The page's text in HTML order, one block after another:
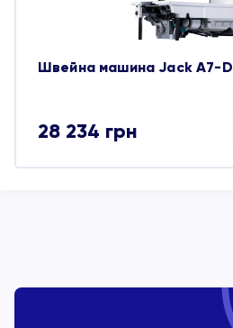
Швейна машина Jack A7-D
28 234 грн